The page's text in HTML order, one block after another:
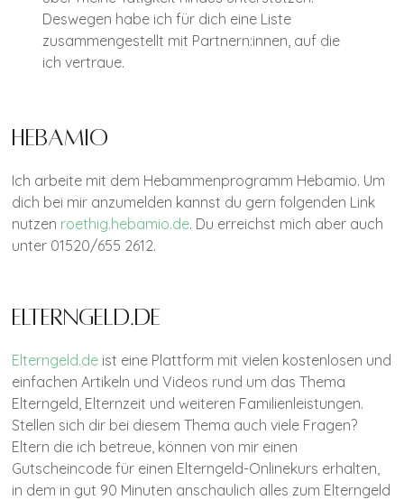
Deswegen habe ich für dich eine Liste
zusammengestellt mit Partnern:innen, auf die
ich vertraue.
Hebamio
Ich arbeite mit dem Hebammenprogramm Hebamio. Um
dich bei mir anzumelden kannst du gern folgenden Link
nutzen roethig.hebamio.de. Du erreichst mich aber auch
unter 01520/655 2612.
Elterngeld.de
Elterngeld.de ist eine Plattform mit vielen kostenlosen und
einfachen Artikeln und Videos rund um das Thema
Elterngeld, Elternzeit und weiteren Familienleistungen.
Stellen sich dir bei diesem Thema auch viele Fragen?
Eltern die ich betreue, können von mir einen
Gutscheincode für einen Elterngeld-Onlinekurs erhalten,
in dem in gut 90 Minuten anschaulich alles zum Elterngeld